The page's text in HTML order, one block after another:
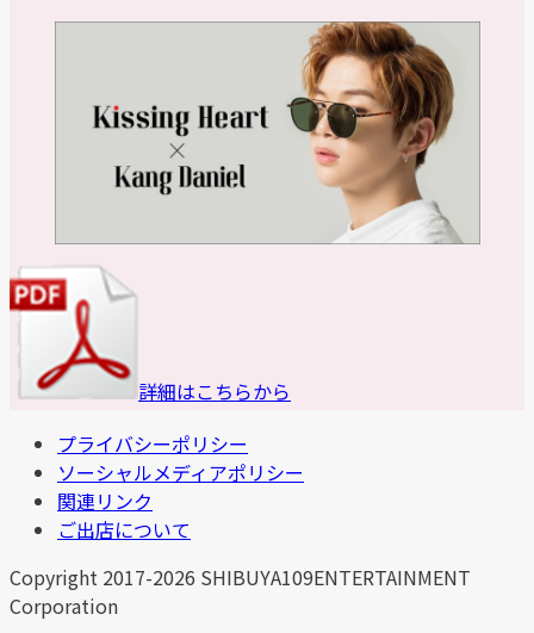
詳細はこちらから
プライバシーポリシー
ソーシャルメディアポリシー
関連リンク
ご出店について
Copyright 2017-2026 SHIBUYA109ENTERTAINMENT
Corporation